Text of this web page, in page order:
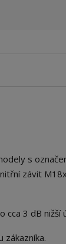
s
závit
cca 3 dB nižší
zákazníka.